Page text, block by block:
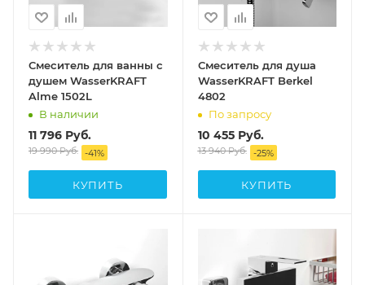
Смеситель для ванны с
душем WasserKRAFT
Alme 1502L
В наличии
11 796 Руб.
19 990Руб. -41%
КУПИТЬ
Смеситель для душа
WasserKRAFT Berkel
4802
По запросу
10 455Руб.
13 940Руб. -25%
КУПИТЬ